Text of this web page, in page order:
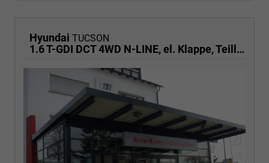
Hyundai TUCSON
1.6 T-GDI DCT 4WD N-LINE, el. Klappe, Teilleder, Navi, Kamera, ACC